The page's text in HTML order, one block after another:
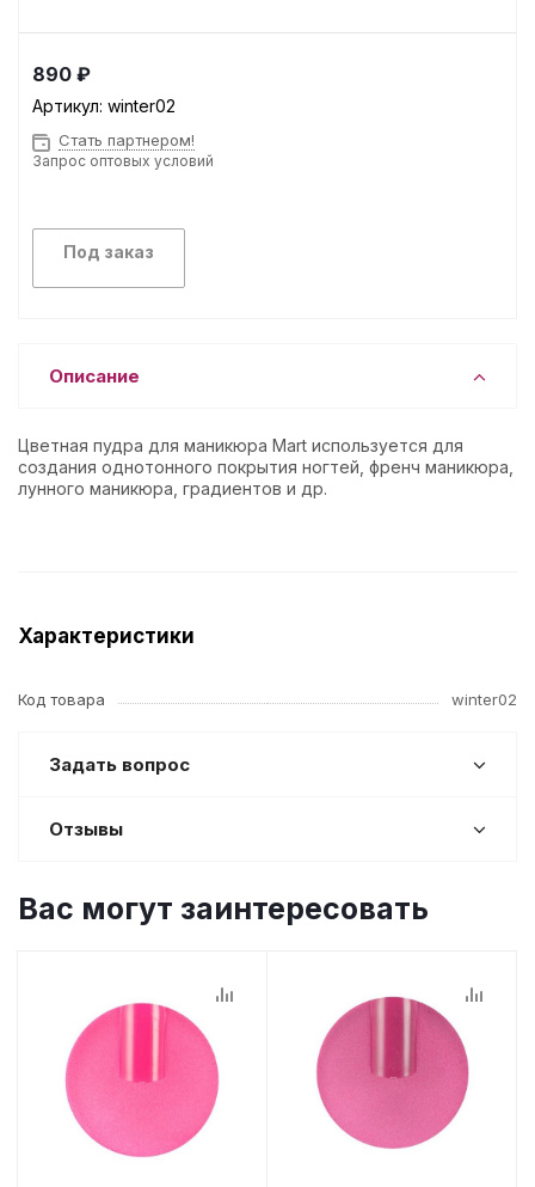
890 ₽
Артикул: winter02
Стать партнером!
Запрос оптовых условий
Под заказ
Описание
Цветная пудра для маникюра Mart используется для
создания однотонного покрытия ногтей, френч маникюра,
лунного маникюра, градиентов и др.
Характеристики
Код товара winter02
Задать вопрос
Отзывы
Вас могут заинтересовать